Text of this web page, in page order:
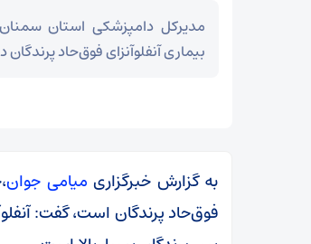
مدیرکل دامپزشکی استان
بیماری آنفلوآنزای فوق‌حاد
به گزارش خبرگزاری میامی جوان
فوق‌حاد پرندگان است، گفت: